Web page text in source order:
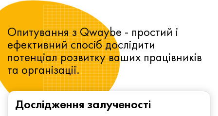
Дослідження залученості
Опитування з Qwaybe - простий і
ефективний спосіб дослідити
потенціал розвитку ваших працівників
та організації.